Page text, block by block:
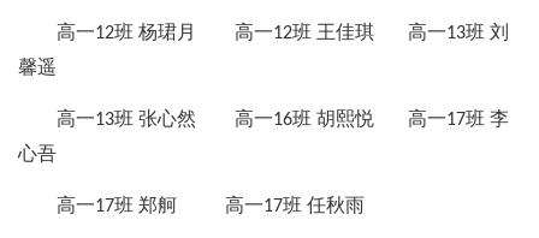
高一12班 杨珺月 高一12班 王佳琪 高一13班 刘
馨遥
高一13班 张心然 高一16班 胡熙悦 高一17班 李
心吾
高一17班 郑舸 高一17班 任秋雨